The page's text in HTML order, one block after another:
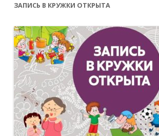
ЗАПИСЬ В КРУЖКИ ОТКРЫТА